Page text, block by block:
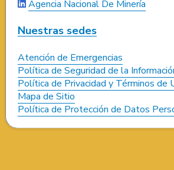
Agencia Nacional De Minería
Nuestras sedes
Atención de Emergencias
Política de Seguridad de la
Política de Privacidad y Términos de
Mapa de Sitio
Política de Protección de Datos